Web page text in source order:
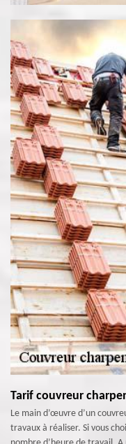
Tarif couvreur
Le main d’œuvre d’un
travaux à réaliser. Si vous